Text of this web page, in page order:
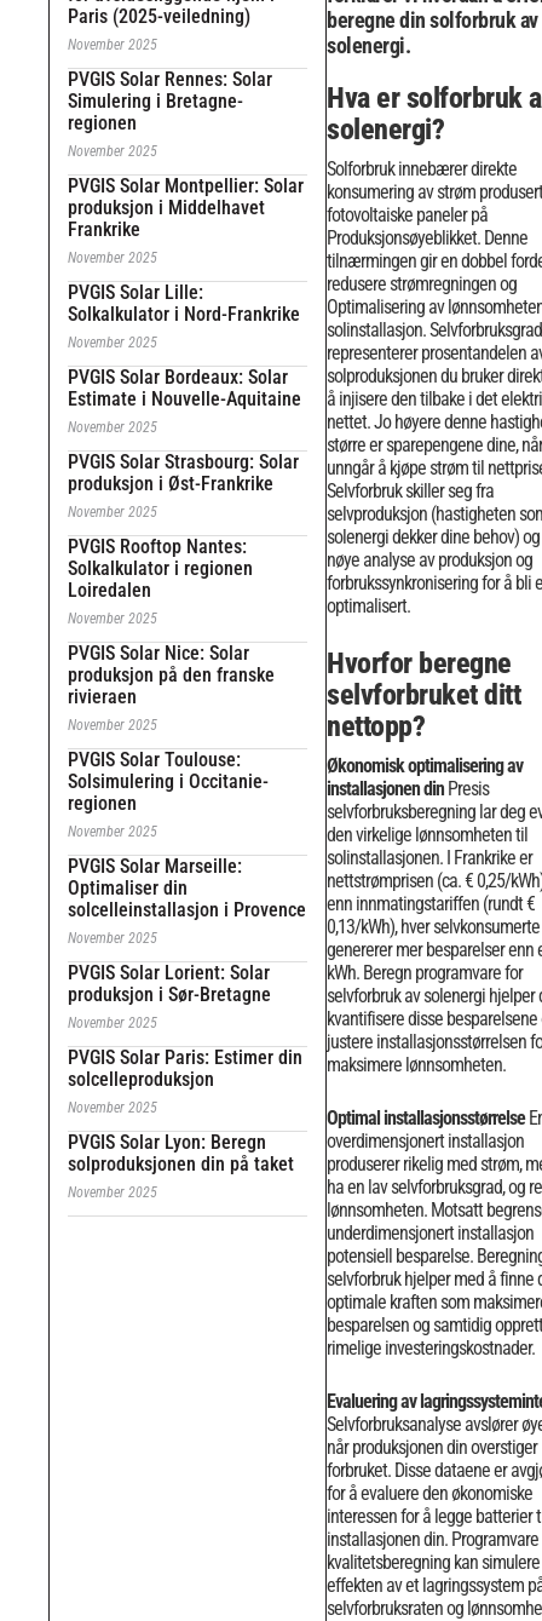
Paris (2025-veiledning)
November 2025
PVGIS Solar Rennes: Solar
Simulering i Bretagne-
regionen
November 2025
PVGIS Solar Montpellier: Solar
produksjon i Middelhavet
Frankrike
November 2025
PVGIS Solar Lille:
Solkalkulator i Nord-Frankrike
November 2025
PVGIS Solar Bordeaux: Solar
Estimate i Nouvelle-Aquitaine
November 2025
PVGIS Solar Strasbourg: Solar
produksjon i Øst-Frankrike
November 2025
PVGIS Rooftop Nantes:
Solkalkulator i regionen
Loiredalen
November 2025
PVGIS Solar Nice: Solar
produksjon på den franske
rivieraen
November 2025
PVGIS Solar Toulouse:
Solsimulering i Occitanie-
regionen
November 2025
PVGIS Solar Marseille:
Optimaliser din
solcelleinstallasjon i Provence
November 2025
PVGIS Solar Lorient: Solar
produksjon i Sør-Bretagne
November 2025
PVGIS Solar Paris: Estimer din
solcelleproduksjon
November 2025
PVGIS Solar Lyon: Beregn
solproduksjonen din på taket
November 2025
beregne din solforbruk av
solenergi.
Hva er solforbruk
solenergi?
Solforbruk innebærer direkte
konsumering av strøm
fotovoltaiske paneler på
Produksjonsøyeblikket. Denne
tilnærmingen gir en dobbel
redusere strømregningen og
Optimalisering av
solinstallasjon.
representerer prosentandelen
solproduksjonen du bruker
å injisere den tilbake i det
nettet. Jo høyere denne
større er sparepengene dine,
unngår å kjøpe strøm til
Selvforbruk skiller seg fra
selvproduksjon (hastigheten
solenergi dekker dine behov)
nøye analyse av produksjon og
forbrukssynkronisering for å bli
optimalisert.
Hvorfor beregne
selvforbruket ditt
nettopp?
Økonomisk optimalisering av
installasjonen din Presis
selvforbruksberegning lar deg
den virkelige lønnsomheten til
solinstallasjonen. I Frankrike er
nettstrømprisen (ca. € 0,25/
enn innmatingstariffen (rundt €
0,13/kWh), hver
genererer mer besparelser enn
kWh. Beregn programvare for
selvforbruk av solenergi hjelper
kvantifisere disse besparelsene
justere installasjonsstørrelsen
maksimere lønnsomheten.
Optimal installasjonsstørrelse
overdimensjonert installasjon
produserer rikelig med strøm,
ha en lav selvforbruksgrad, og
lønnsomheten. Motsatt
underdimensjonert installasjon
potensiell besparelse.
selvforbruk hjelper med å finne
optimale kraften som
besparelsen og samtidig
rimelige investeringskostnader.
Evaluering av
Selvforbruksanalyse avslører
når produksjonen din overstiger
forbruket. Disse dataene er
for å evaluere den økonomiske
interessen for å legge batterier
installasjonen din.
kvalitetsberegning kan simulere
effekten av et lagringssystem
selvforbruksraten og